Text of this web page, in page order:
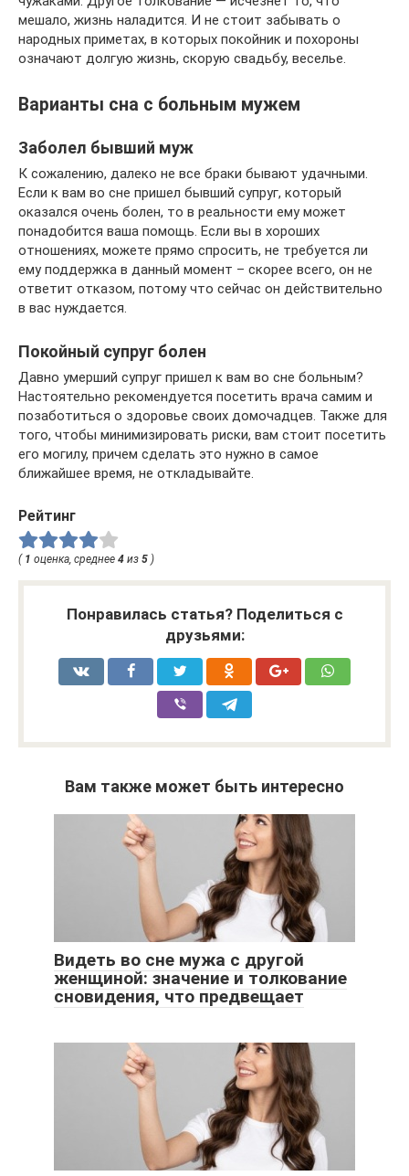
мешало, жизнь наладится. И не стоит забывать о
народных приметах, в которых покойник и похороны
означают долгую жизнь, скорую свадьбу, веселье.
Варианты сна с больным мужем
Заболел бывший муж
К сожалению, далеко не все браки бывают удачными.
Если к вам во сне пришел бывший супруг, который
оказался очень болен, то в реальности ему может
понадобится ваша помощь. Если вы в хороших
отношениях, можете прямо спросить, не требуется ли
ему поддержка в данный момент – скорее всего, он не
ответит отказом, потому что сейчас он действительно
в вас нуждается.
Покойный супруг болен
Давно умерший супруг пришел к вам во сне больным?
Настоятельно рекомендуется посетить врача самим и
позаботиться о здоровье своих домочадцев. Также для
того, чтобы минимизировать риски, вам стоит посетить
его могилу, причем сделать это нужно в самое
ближайшее время, не откладывайте.
Рейтинг
( 1 оценка, среднее 4 из 5 )
Понравилась статья? Поделиться с
друзьями:
Вам также может быть интересно
Видеть во сне мужа с другой
женщиной: значение и толкование
сновидения, что предвещает